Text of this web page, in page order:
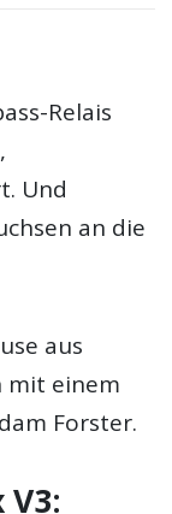
Relais
Und
an die
aus
mit einem
Forster.